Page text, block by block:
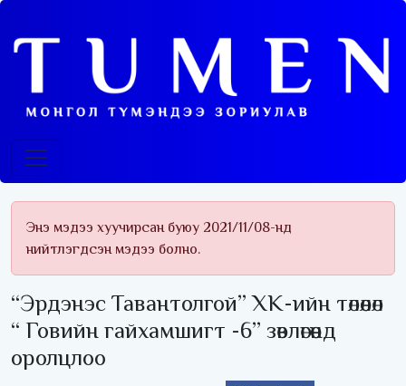
Энэ мэдээ хуучирсан буюу 2021/11/08-нд
нийтлэгдсэн мэдээ болно.
“Эрдэнэс Тавантолгой” ХК-ийн төлөөлөл
“ Говийн гайхамшигт -6” зөвлөгөөнд
оролцлоо